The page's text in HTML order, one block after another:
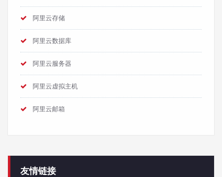
阿里云存储
阿里云数据库
阿里云服务器
阿里云虚拟主机
阿里云邮箱
友情链接